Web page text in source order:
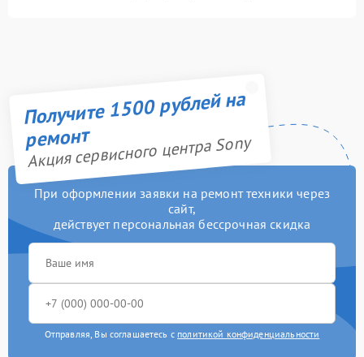
Получите 1500 рублей на
ремонт
Акция сервисного центра Sony
При оформлении заявки на ремонт техники через
сайт,
действует персональная бессрочная скидка
Отправляя, Вы соглашаетесь с политикой конфиденциальности